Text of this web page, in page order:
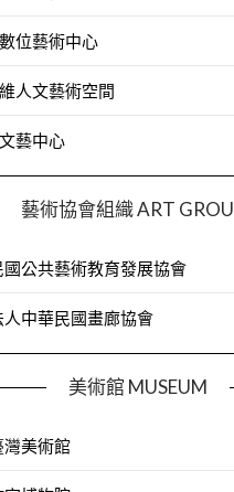
位藝術中心
人文藝術空間
藝中心
藝術協會組織 ART
國公共藝術教育發展協會
人中華民國畫廊協會
美術館 MUSEUM
灣美術館